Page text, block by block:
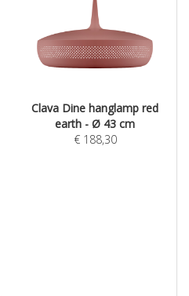
Clava Dine hanglamp red
earth - Ø 43 cm
€ 188,30